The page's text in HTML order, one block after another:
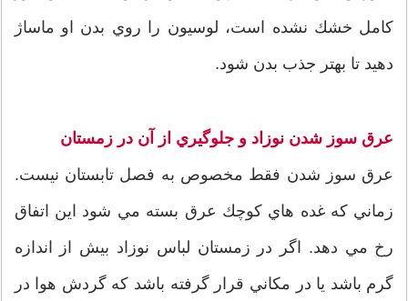
كامل خشك نشده است، لوسيون را روي بدن او ماساژ
دهيد تا بهتر جذب بدن شود.
عرق سوز شدن نوزاد و جلوگيري از آن در زمستان
عرق سوز شدن فقط مخصوص به فصل تابستان نيست.
زماني كه غده هاي كوچك عرق بسته مي شود اين اتفاق
رخ مي دهد. اگر در زمستان لباس نوزاد بيش از اندازه
گرم باشد يا در مكاني قرار گرفته باشد كه گردش هوا در